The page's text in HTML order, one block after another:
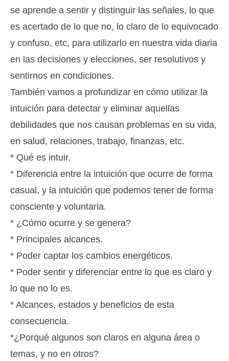
se aprende a sentir y distinguir las señales, lo que
es acertado de lo que no, lo claro de lo equivocado
y confuso, etc, para utilizarlo en nuestra vida diaria
en las decisiones y elecciones, ser resolutivos y
sentirnos en condiciones.
También vamos a profundizar en cómo utilizar la
intuición para detectar y eliminar aquellas
debilidades que nos causan problemas en su vida,
en salud, relaciones, trabajo, finanzas, etc.
* Qué es intuir.
* Diferencia entre la intuición que ocurre de forma
casual, y la intuición que podemos tener de forma
consciente y voluntaria.
* ¿Cómo ocurre y se genera?
* Principales alcances.
* Poder captar los cambios energéticos.
* Poder sentir y diferenciar entre lo que es claro y
lo que no lo es.
* Alcances, estados y beneficios de esta
consecuencia.
*¿Porqué algunos son claros en alguna área o
temas, y no en otros?